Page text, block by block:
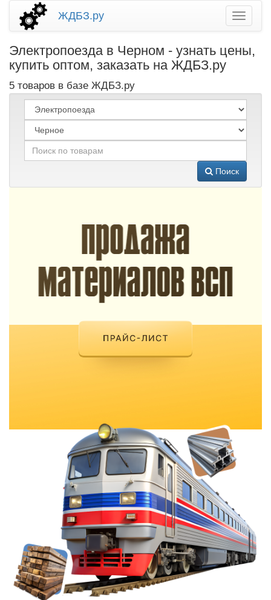
ЖДБЗ.ру
Электропоезда в Черном - узнать цены,
купить оптом, заказать на ЖДБЗ.ру
5 товаров в базе ЖДБЗ.ру
Поиск